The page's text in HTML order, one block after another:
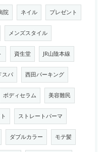
院 ネイル プレゼント
メンズスタイル
資生堂 JR山陰本線
スパ 西田パーキング
ボディセラム 美容難民
ストレートパーマ
ダブルカラー モテ髪